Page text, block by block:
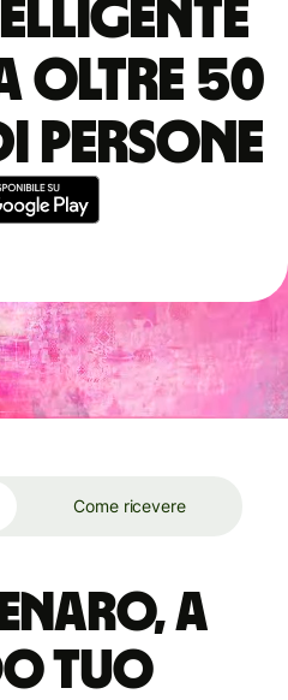
oltre 50
persone
Come ricevere
a
tuo